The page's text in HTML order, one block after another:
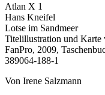
Atlan X 1
Hans Kneifel
Lotse im Sandmeer
Titelillustration und Karte
FanPro, 2009,
389064-188-1
Von Irene Salzmann